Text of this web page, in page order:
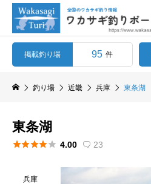
掲載釣り場 95 件
釣り場 近畿 兵庫 東条湖
東条湖
 4.00  23
兵庫